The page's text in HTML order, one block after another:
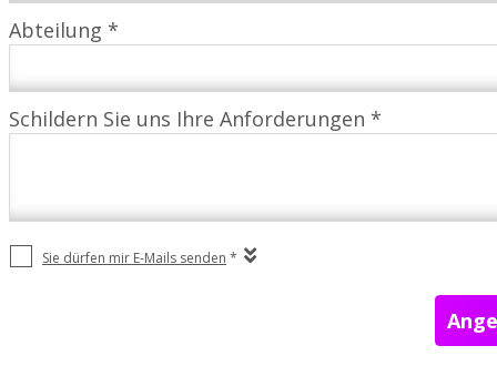
Abteilung *
Schildern Sie uns Ihre Anforderungen *
Sie dürfen mir E-Mails senden *